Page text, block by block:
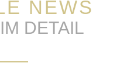
NEWS
DETAIL